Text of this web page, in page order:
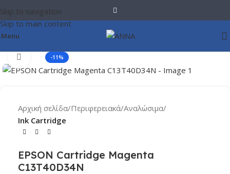
Skip to navigation
Skip to main content
Menu
-11%
Click to enlarge
Αρχική σελίδα Περιφερειακά Αναλώσιμα
Ink Cartridge
EPSON Cartridge Magenta
C13T40D34N